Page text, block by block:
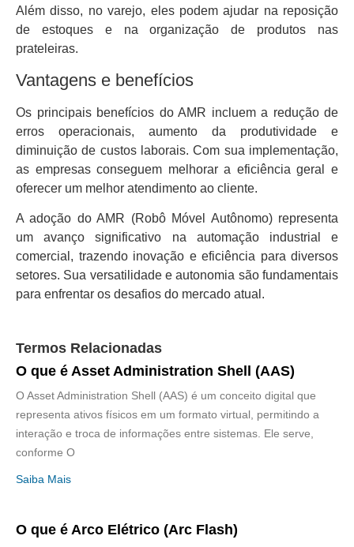
Além disso, no varejo, eles podem ajudar na reposição
de estoques e na organização de produtos nas
prateleiras.
Vantagens e benefícios
Os principais benefícios do AMR incluem a redução de
erros operacionais, aumento da produtividade e
diminuição de custos laborais. Com sua implementação,
as empresas conseguem melhorar a eficiência geral e
oferecer um melhor atendimento ao cliente.
A adoção do AMR (Robô Móvel Autônomo) representa
um avanço significativo na automação industrial e
comercial, trazendo inovação e eficiência para diversos
setores. Sua versatilidade e autonomia são fundamentais
para enfrentar os desafios do mercado atual.
Termos Relacionadas
O que é Asset Administration Shell (AAS)
O Asset Administration Shell (AAS) é um conceito digital que
representa ativos físicos em um formato virtual, permitindo a
interação e troca de informações entre sistemas. Ele serve,
conforme O
Saiba Mais
O que é Arco Elétrico (Arc Flash)